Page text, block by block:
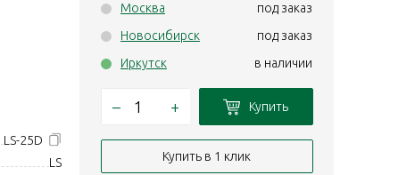
LS-25D
LS
Москва
под заказ
Новосибирск
под заказ
Иркутск
в наличии
– + Купить
Купить в 1 клик